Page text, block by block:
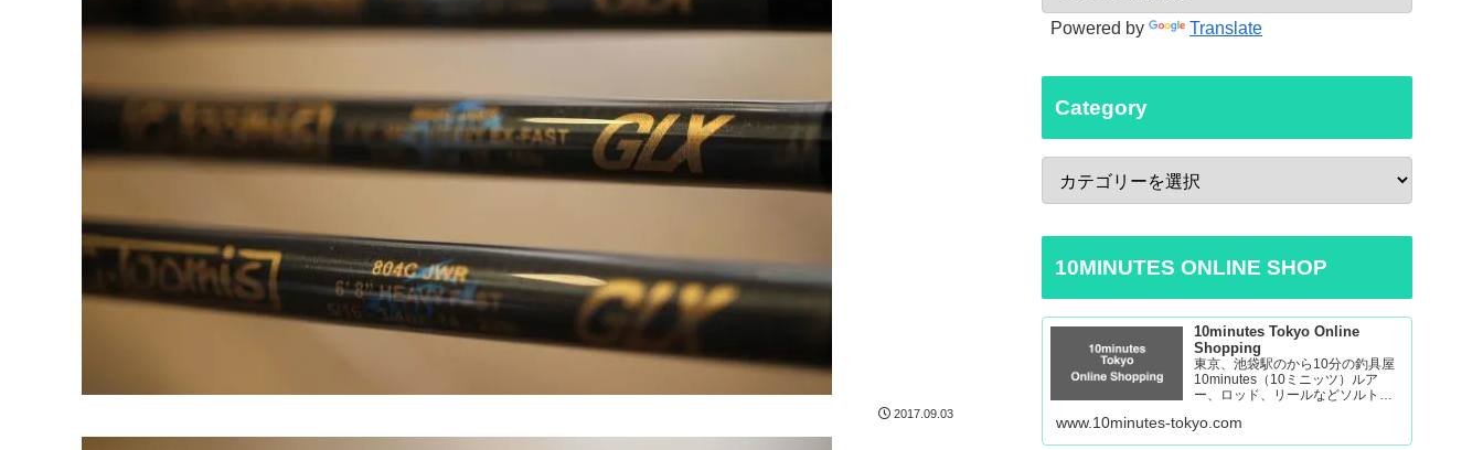
2017.09.03
Powered by Translate
Category
10MINUTES ONLINE SHOP
10minutes Tokyo Online
Shopping
東京、池袋駅のから10分の釣具屋
10minutes（10ミニッツ）ルア
ー、ロッド、リールなどソルトゲ
えております。 Fishing Tackle
Shop in Tokyo Ikebukuro
www.10minutes-tokyo.com